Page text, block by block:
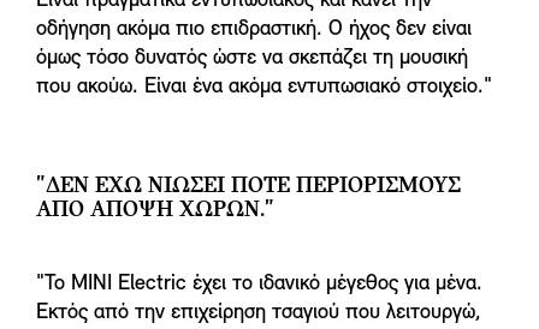
οδήγηση ακόμα πιο επιδραστική. Ο ήχος δεν είναι
όμως τόσο δυνατός ώστε να σκεπάζει τη μουσική
που ακούω. Είναι ένα ακόμα εντυπωσιακό στοιχείο."
"ΔΕΝ ΈΧΩ ΝΙΏΣΕΙ ΠΟΤΈ ΠΕΡΙΟΡΙΣΜΟΎΣ
ΑΠΌ ΆΠΟΨΗ ΧΏΡΩΝ."
"Το MINI Electric έχει το ιδανικό μέγεθος για μένα.
Εκτός από την επιχείρηση τσαγιού που λειτουργώ,